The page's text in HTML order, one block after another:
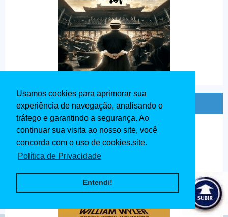
Usamos cookies para aprimorar sua
experiência de navegação, analisando o
tráfego e garantindo a segurança. Ao
continuar sua visita ao nosso site, você
concorda com o uso de cookies.site.
Política de Privacidade
Entendi!
Ben - Hur Dublado 1959